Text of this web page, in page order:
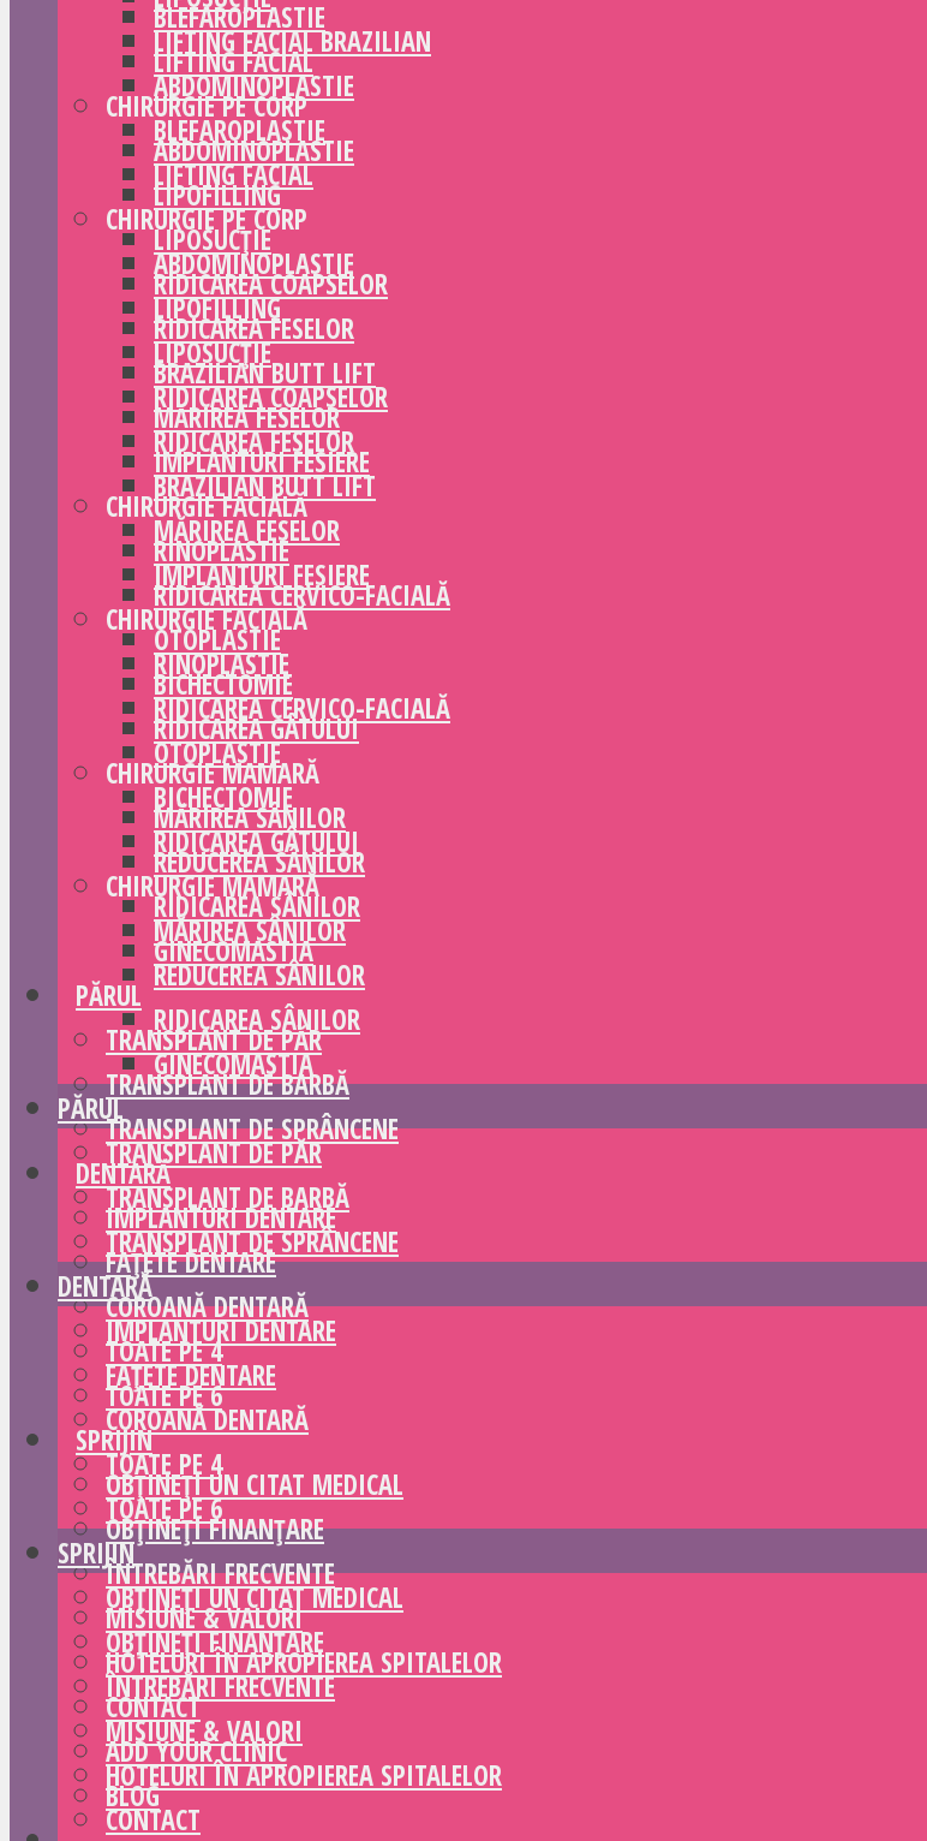
BLEFAROPLASTIE
LIFTING FACIAL
CHIRURGIE PE CORP
ABDOMINOPLASTIE
LIPOFILLING
LIPOSUCȚIE
RIDICAREA COAPSELOR
RIDICAREA FESELOR
BRAZILIAN BUTT LIFT
MĂRIREA FESELOR
IMPLANTURI FESIERE
CHIRURGIE FACIALĂ
RINOPLASTIE
RIDICAREA CERVICO-FACIALĂ
OTOPLASTIE
BICHECTOMIE
RIDICAREA GÂTULUI
CHIRURGIE MAMARĂ
MĂRIREA SÂNILOR
REDUCEREA SÂNILOR
RIDICAREA SÂNILOR
GINECOMASTIA
PĂRUL
TRANSPLANT DE PĂR
TRANSPLANT DE BARBĂ
TRANSPLANT DE SPRÂNCENE
DENTARĂ
IMPLANTURI DENTARE
FAȚETE DENTARE
COROANĂ DENTARĂ
TOATE PE 4
TOATE PE 6
SPRIJIN
OBȚINEȚI UN CITAT MEDICAL
OBȚINEȚI FINANȚARE
ÎNTREBĂRI FRECVENTE
MISIUNE & VALORI
HOTELURI ÎN APROPIEREA SPITALELOR
CONTACT
ADD YOUR CLINIC
BLOG
LIFTING FACIAL BRAZILIAN
ABDOMINOPLASTIE
BLEFAROPLASTIE
LIFTING FACIAL
CHIRURGIE PE CORP
ABDOMINOPLASTIE
LIPOFILLING
LIPOSUCȚIE
RIDICAREA COAPSELOR
RIDICAREA FESELOR
BRAZILIAN BUTT LIFT
MĂRIREA FESELOR
IMPLANTURI FESIERE
CHIRURGIE FACIALĂ
RINOPLASTIE
RIDICAREA CERVICO-FACIALĂ
OTOPLASTIE
BICHECTOMIE
RIDICAREA GÂTULUI
CHIRURGIE MAMARĂ
MĂRIREA SÂNILOR
REDUCEREA SÂNILOR
RIDICAREA SÂNILOR
GINECOMASTIA
PĂRUL
TRANSPLANT DE PĂR
TRANSPLANT DE BARBĂ
TRANSPLANT DE SPRÂNCENE
DENTARĂ
IMPLANTURI DENTARE
FAȚETE DENTARE
COROANĂ DENTARĂ
TOATE PE 4
TOATE PE 6
SPRIJIN
OBȚINEȚI UN CITAT MEDICAL
OBȚINEȚI FINANȚARE
ÎNTREBĂRI FRECVENTE
MISIUNE & VALORI
HOTELURI ÎN APROPIEREA SPITALELOR
CONTACT